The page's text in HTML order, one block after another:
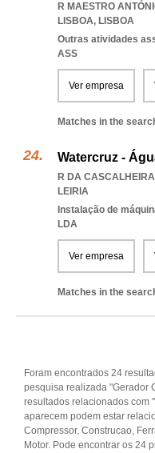
R MAESTRO
LISBOA, LISBOA
Outras atividades
ASS
Ver empresa
Matches in the
Watercruz -
R DA
LEIRIA
Instalação de
LDA
Ver empresa
Matches in the
Foram encontrados 24
pesquisa realizada "Gerador
resultados relacionados com
aparecem podem estar
Compressor, Construcao,
Motor. Pode encontrar os 24